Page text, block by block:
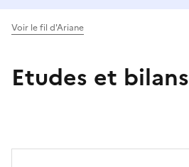
Voir le fil d'Ariane
Etudes et bilans